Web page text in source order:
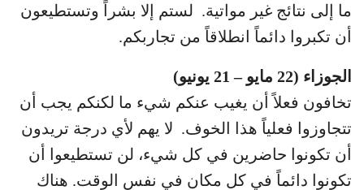
ما إلى نتائج غير مواتية. لستم إلا بشراً وتستطيعون
أن تكبروا دائماً انطلاقاً من تجاربكم.
الجوزاء (22 مايو – 21 يونيو)
تخافون فعلاً أن يغيب عنكم شيء ما لكنكم يجب أن
تتجاوزوا فعلياً هذا الخوف. لا يهم لأي درجة تريدون
أن تكونوا حاضرين في كل شيء، لن تستطيعوا أن
تكونوا دائماً في كل مكان في نفس الوقت. هناك